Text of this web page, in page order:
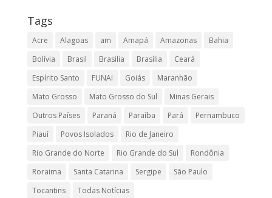
Tags
Acre Alagoas am Amapá Amazonas
Bahia
Bolívia
Brasil Brasilia Brasília
Ceará
Espírito Santo
FUNAI Goiás
Maranhão
Mato Grosso
Mato Grosso do Sul
Minas Gerais
Outros Países
Paraná Paraíba Pará
Pernambuco
Piauí
Povos Isolados
Rio de Janeiro
Rio Grande do Norte
Rio Grande do Sul
Rondônia
Roraima
Santa Catarina Sergipe
São Paulo
Tocantins
Todas Notícias